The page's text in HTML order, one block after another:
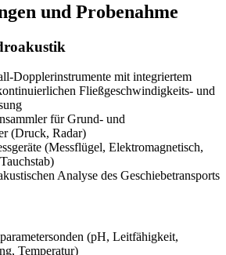
und Probenahme
Dopplerinstrumente mit integriertem
Fließgeschwindigkeits- und
für Grund- und
(Druck, Radar)
(Messflügel, Elektromagnetisch,
Analyse des Geschiebetransports
(pH, Leitfähigkeit,
Temperatur)